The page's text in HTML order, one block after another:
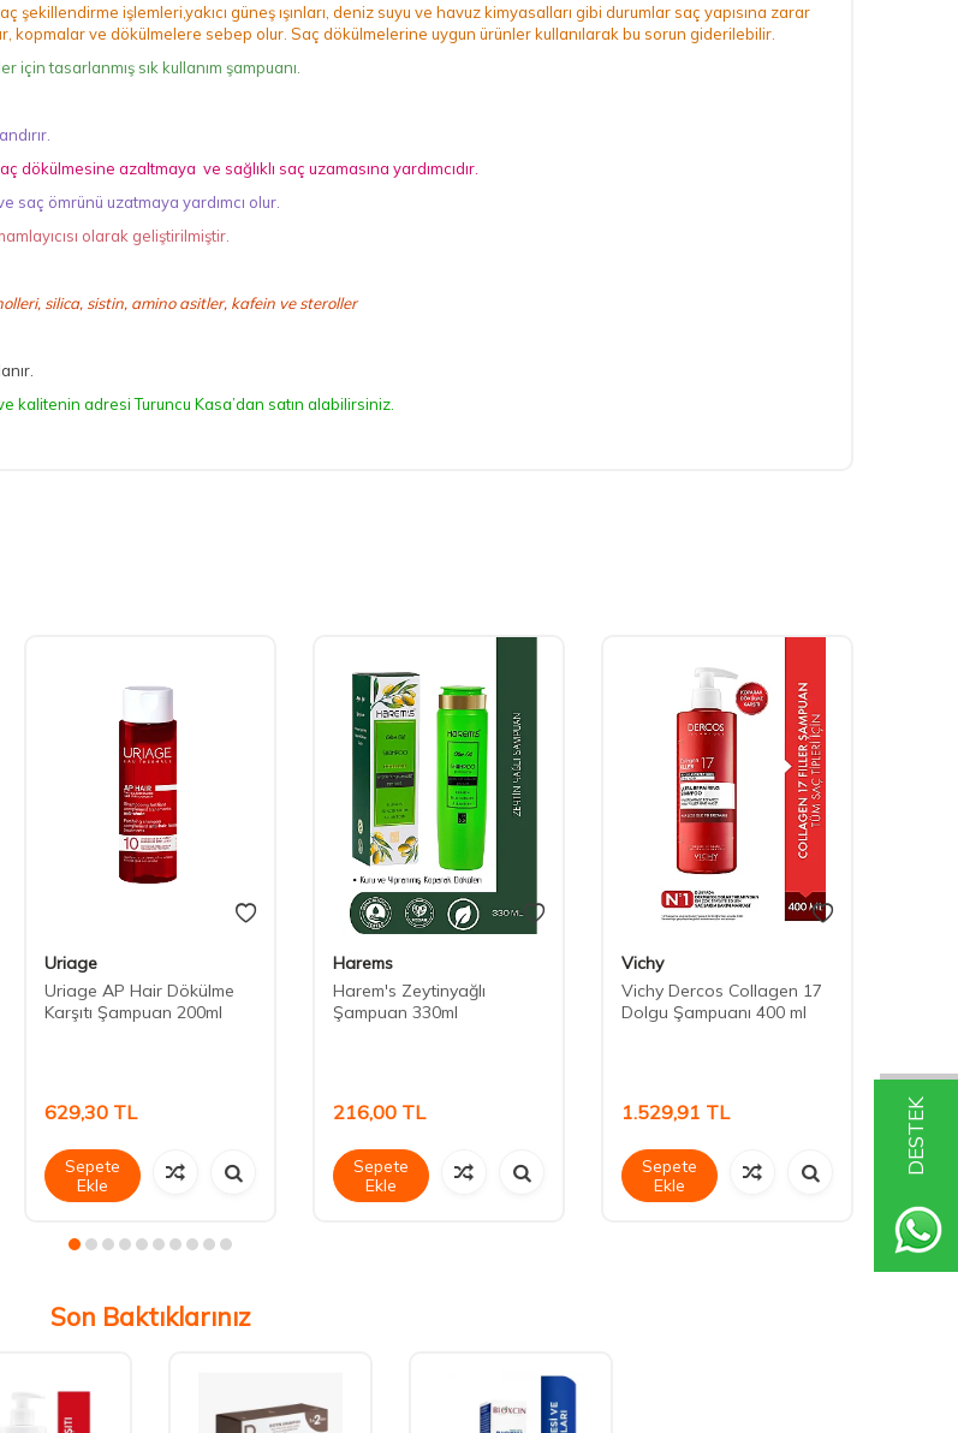
DESTEK
işlemleri,yakıcı güneş ışınları, deniz suyu ve havuz kimyasalları gibi durumlar saç yapısına zarar
kopmalar ve dökülmelere sebep olur. Saç dökülmelerine uygun ürünler kullanılarak bu sorun giderilebilir.
için tasarlanmış sık kullanım şampuanı.
dökülmesine azaltmaya ve sağlıklı saç uzamasına yardımcıdır.
saç ömrünü uzatmaya yardımcı olur.
olarak geliştirilmiştir.
silica, sistin, amino asitler, kafein ve steroller
kalitenin adresi Turuncu Kasa’dan satın alabilirsiniz.
Uriage
Uriage AP Hair Dökülme
Karşıtı Şampuan 200ml
629,30 TL
Sepete
Ekle
Harems
Harem's Zeytinyağlı
Şampuan 330ml
216,00 TL
Sepete
Ekle
Vichy
Vichy Dercos Collagen 17
Dolgu Şampuanı 400 ml
1.529,91 TL
Sepete
Ekle
Son Baktıklarınız